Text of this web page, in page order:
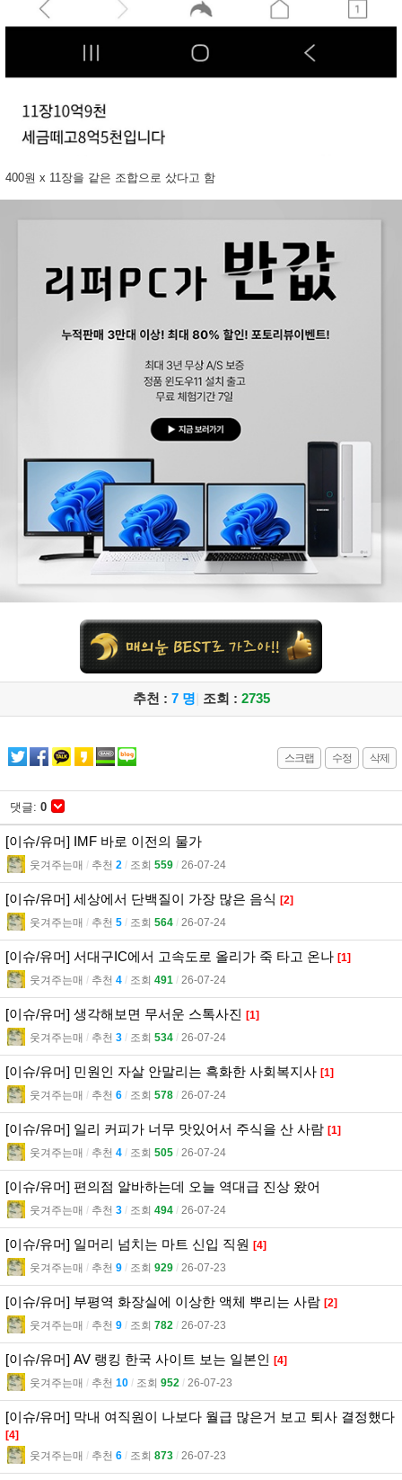
400원 x 11장을 같은 조합으로 샀다고 함
추천 : 7 명 조회 : 2735
스크랩 수정 삭제
댓글: 0
[이슈/유머] IMF 바로 이전의 물가
웃겨주는매 l 추천 2 l 조회 559 l 26-07-24
[이슈/유머] 세상에서 단백질이 가장 많은 음식 [2]
웃겨주는매 l 추천 5 l 조회 564 l 26-07-24
[이슈/유머] 서대구IC에서 고속도로 올리가 죽 타고 온나 [1]
웃겨주는매 l 추천 4 l 조회 491 l 26-07-24
[이슈/유머] 생각해보면 무서운 스톡사진 [1]
웃겨주는매 l 추천 3 l 조회 534 l 26-07-24
[이슈/유머] 민원인 자살 안말리는 흑화한 사회복지사 [1]
웃겨주는매 l 추천 6 l 조회 578 l 26-07-24
[이슈/유머] 일리 커피가 너무 맛있어서 주식을 산 사람 [1]
웃겨주는매 l 추천 4 l 조회 505 l 26-07-24
[이슈/유머] 편의점 알바하는데 오늘 역대급 진상 왔어
웃겨주는매 l 추천 3 l 조회 494 l 26-07-24
[이슈/유머] 일머리 넘치는 마트 신입 직원 [4]
웃겨주는매 l 추천 9 l 조회 929 l 26-07-23
[이슈/유머] 부평역 화장실에 이상한 액체 뿌리는 사람 [2]
웃겨주는매 l 추천 9 l 조회 782 l 26-07-23
[이슈/유머] AV 랭킹 한국 사이트 보는 일본인 [4]
웃겨주는매 l 추천 10 l 조회 952 l 26-07-23
[이슈/유머] 막내 여직원이 나보다 월급 많은거 보고 퇴사 결정했다
[4]
웃겨주는매 l 추천 6 l 조회 873 l 26-07-23